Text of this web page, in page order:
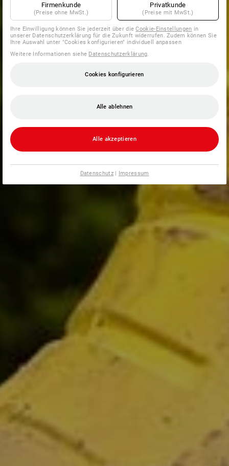
Firmenkunde
(Preise ohne MwSt.)
Privatkunde
(Preise mit MwSt.)
Ihre Einwilligung können Sie jederzeit über dieCookie-Einstellungen in
unserer Datenschutzerklärung für die Zukunft widerrufen. Zudem können Sie
Ihre Auswahl unter "Cookies konfigurieren" individuell anpassen
Weitere Informationen siehe Datenschutzerklärung
Cookies konfigurieren
Alle ablehnen
Alle akzeptieren
Datenschutz| Impressum